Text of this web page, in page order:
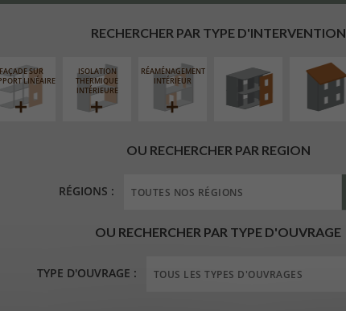
RECHERCHER PAR TYPE D'INTERVENTION
FAÇADE SUR
LINÉAIRE
ISOLATION
THERMIQUE
INTÉRIEURE
RÉAMÉNAGEMENT
INTÉRIEUR
OU RECHERCHER PAR REGION
RÉGIONS :
OU RECHERCHER PAR TYPE D'OUVRAGE
TYPE D'OUVRAGE :